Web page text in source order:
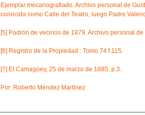
Ejemplar mecanografiado. Archivo personal de
conocida como Calle del Teatro, luego Padre
[5] Padrón de vecinos de 1879. Archivo personal
[6] Registro de la Propiedad : Tomo 74 f.115.
[7] El Camagüey, 25 de marzo de 1885, p.3.
Por: Roberto Méndez Martínez